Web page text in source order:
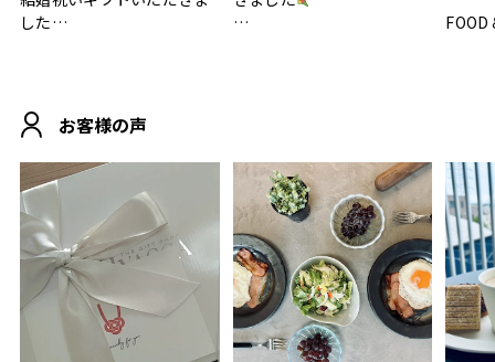
した
おうちカフェもお洒落にな
って嬉しい𖠚 ⡱
.
#hyacca #結婚祝い
素敵なギフトを
ありがとうございました
#hyacca #結婚祝い
#お祝い #プレゼント
FOOD
真っ
いい
#結婚
淡色
結婚
色イ
お客様の声